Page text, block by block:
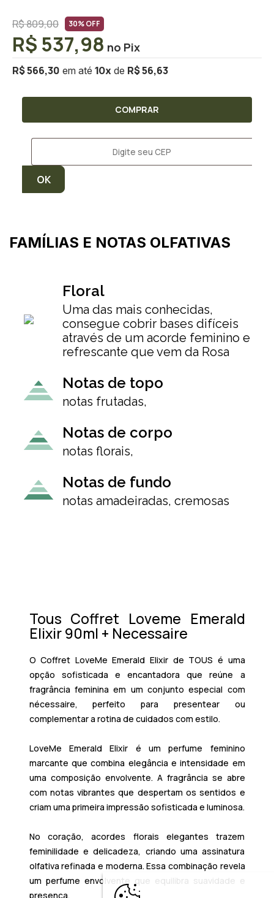
R$ 809,00 30% OFF
R$ 566,30 10x R$ 56,63
R$ 537,98
COMPRAR
FAMÍLIAS E NOTAS OLFATIVAS
Floral
Uma das mais conhecidas,
consegue cobrir bases difíceis
através de um acorde feminino e
refrescante que vem da Rosa
Notas de topo
notas frutadas,
Notas de corpo
notas florais,
Notas de fundo
notas amadeiradas, cremosas
Tous Coffret Loveme Emerald
Elixir 90ml + Necessaire
O Coffret LoveMe Emerald Elixir de TOUS é uma
opção sofisticada e encantadora que reúne a
fragrância feminina em um conjunto especial com
nécessaire, perfeito para presentear ou
complementar a rotina de cuidados com estilo.
LoveMe Emerald Elixir é um perfume feminino
marcante que combina elegância e intensidade em
uma composição envolvente. A fragrância se abre
com notas vibrantes que despertam os sentidos e
criam uma primeira impressão sofisticada e luminosa.
No coração, acordes florais elegantes trazem
feminilidade e delicadeza, criando uma assinatura
olfativa refinada e moderna. Essa combinação revela
um perfume envolvente que equilibra suavidade e
presença.